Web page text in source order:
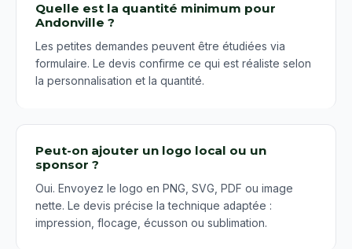
Quelle est la quantité minimum pour
Andonville ?
Les petites demandes peuvent être étudiées via
formulaire. Le devis confirme ce qui est réaliste selon
la personnalisation et la quantité.
Peut-on ajouter un logo local ou un
sponsor ?
Oui. Envoyez le logo en PNG, SVG, PDF ou image
nette. Le devis précise la technique adaptée :
impression, flocage, écusson ou sublimation.